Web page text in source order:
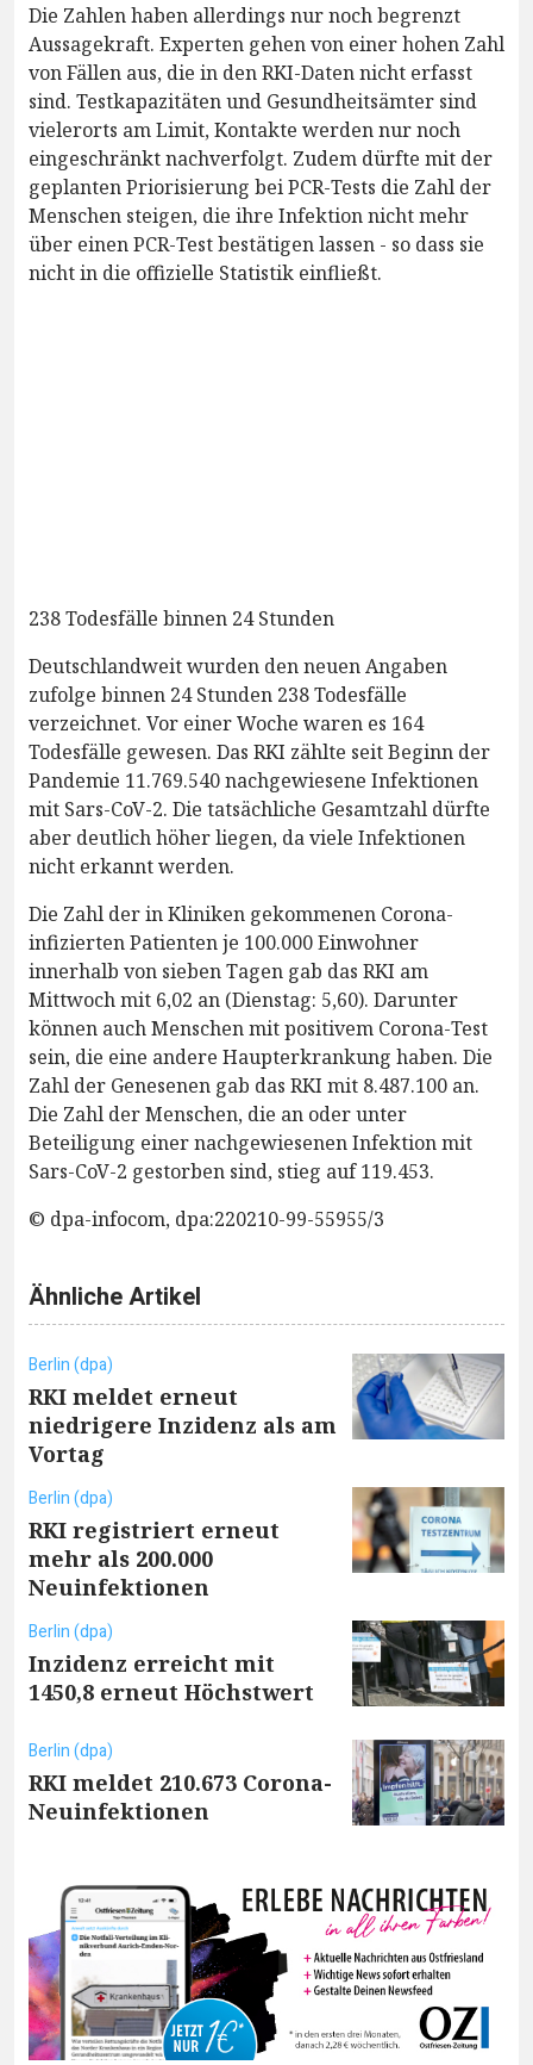
Die Zahlen haben allerdings nur noch begrenzt
Aussagekraft. Experten gehen von einer hohen Zahl
von Fällen aus, die in den RKI-Daten nicht erfasst
sind. Testkapazitäten und Gesundheitsämter sind
vielerorts am Limit, Kontakte werden nur noch
eingeschränkt nachverfolgt. Zudem dürfte mit der
geplanten Priorisierung bei PCR-Tests die Zahl der
Menschen steigen, die ihre Infektion nicht mehr
über einen PCR-Test bestätigen lassen - so dass sie
nicht in die offizielle Statistik einfließt.
238 Todesfälle binnen 24 Stunden
Deutschlandweit wurden den neuen Angaben
zufolge binnen 24 Stunden 238 Todesfälle
verzeichnet. Vor einer Woche waren es 164
Todesfälle gewesen. Das RKI zählte seit Beginn der
Pandemie 11.769.540 nachgewiesene Infektionen
mit Sars-CoV-2. Die tatsächliche Gesamtzahl dürfte
aber deutlich höher liegen, da viele Infektionen
nicht erkannt werden.
Die Zahl der in Kliniken gekommenen Corona-
infizierten Patienten je 100.000 Einwohner
innerhalb von sieben Tagen gab das RKI am
Mittwoch mit 6,02 an (Dienstag: 5,60). Darunter
können auch Menschen mit positivem Corona-Test
sein, die eine andere Haupterkrankung haben. Die
Zahl der Genesenen gab das RKI mit 8.487.100 an.
Die Zahl der Menschen, die an oder unter
Beteiligung einer nachgewiesenen Infektion mit
Sars-CoV-2 gestorben sind, stieg auf 119.453.
© dpa-infocom, dpa:220210-99-55955/3
Ähnliche Artikel
Berlin (dpa)
RKI meldet erneut
niedrigere Inzidenz als am
Vortag
Berlin (dpa)
RKI registriert erneut
mehr als 200.000
Neuinfektionen
Berlin (dpa)
Inzidenz erreicht mit
1450,8 erneut Höchstwert
Berlin (dpa)
RKI meldet 210.673 Corona-
Neuinfektionen